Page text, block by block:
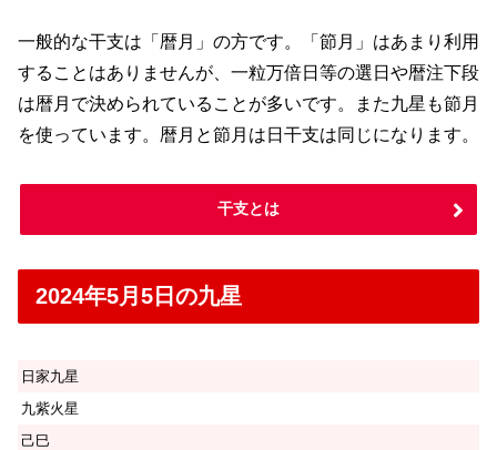
一般的な干支は「暦月」の方です。「節月」はあまり利用
することはありませんが、一粒万倍日等の選日や暦注下段
は暦月で決められていることが多いです。また九星も節月
を使っています。暦月と節月は日干支は同じになります。
干支とは
2024年5月5日の九星
日家九星
九紫火星
己巳